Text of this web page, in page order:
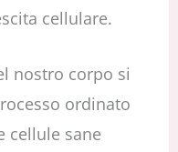
cellulare.
nostro corpo si
ordinato
cellule sane